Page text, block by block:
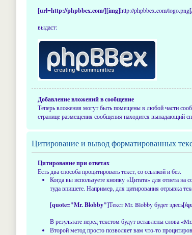
[url=http://phpbbex.com/][img]http://phpbbex.com/logo.png
выдаст:
Добавление вложений в сообщение
Теперь вложения могут быть помещены в любой части
странице размещения сообщения находится выпадающий
Цитирование и вывод форматированных
Цитирование при ответах
Есть два способа процитировать текст, со ссылкой и без.
Когда вы используете кнопку «Цитата» для ответа
туда впишете. Например, для цитирования отрывка
[quote="Mr. Blobby"]Текст Mr. Blobby будет здесь[/
В результате перед текстом будут вставлены слова
Второй метод просто позволяет вам что-то